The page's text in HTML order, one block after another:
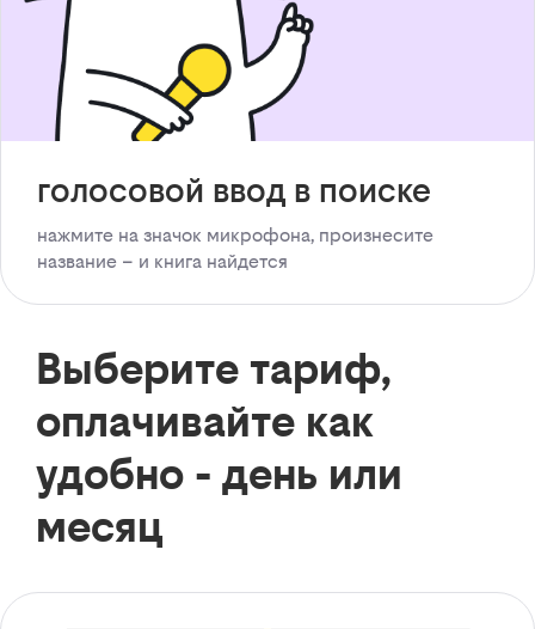
голосовой ввод в поиске
нажмите на значок микрофона, произнесите
название – и книга найдется
Выберите тариф,
оплачивайте как
удобно - день или
месяц